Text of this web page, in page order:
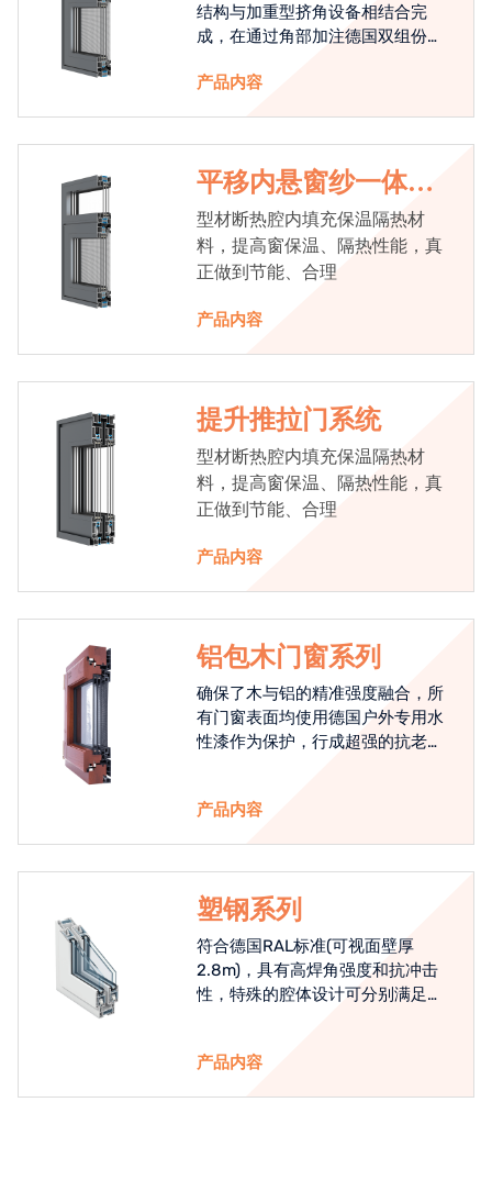
结构与加重型挤角设备相结合完
成，在通过角部加注德国双组份胶
强度，促使窗使用寿命提升5-10
产品内容
平移内悬窗纱一体系
统
型材断热腔内填充保温隔热材
料，提高窗保温、隔热性能，真
正做到节能、合理
产品内容
提升推拉门系统
型材断热腔内填充保温隔热材
料，提高窗保温、隔热性能，真
正做到节能、合理
产品内容
铝包木门窗系列
确保了木与铝的精准强度融合，所
有门窗表面均使用德国户外专用水
性漆作为保护，行成超强的抗老化
产品内容
塑钢系列
符合德国RAL标准(可视面壁厚
2.8m)，具有高焊角强度和抗冲击
性，特殊的腔体设计可分别满足隔
产品内容